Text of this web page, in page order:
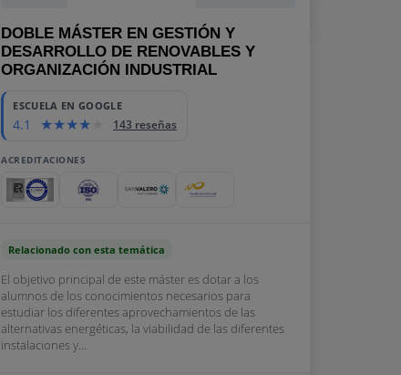
DOBLE MÁSTER EN GESTIÓN Y
DESARROLLO DE RENOVABLES Y
ORGANIZACIÓN INDUSTRIAL
ESCUELA EN GOOGLE
4.1 143 reseñas
ACREDITACIONES
Relacionado con esta temática
El objetivo principal de este máster es dotar a los
alumnos de los conocimientos necesarios para
estudiar los diferentes aprovechamientos de las
alternativas energéticas, la viabilidad de las diferentes
instalaciones y...